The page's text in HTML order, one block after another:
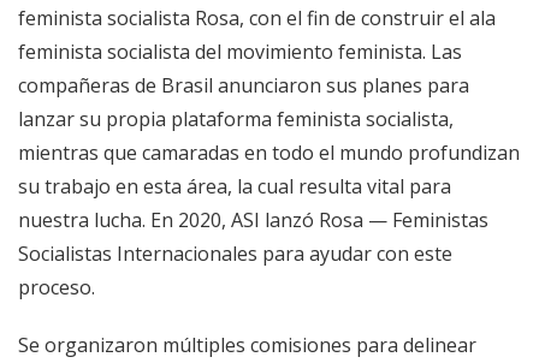
feminista socialista Rosa, con el fin de construir el ala
feminista socialista del movimiento feminista. Las
compañeras de Brasil anunciaron sus planes para
lanzar su propia plataforma feminista socialista,
mientras que camaradas en todo el mundo profundizan
su trabajo en esta área, la cual resulta vital para
nuestra lucha. En 2020, ASI lanzó Rosa — Feministas
Socialistas Internacionales para ayudar con este
proceso.
Se organizaron múltiples comisiones para delinear